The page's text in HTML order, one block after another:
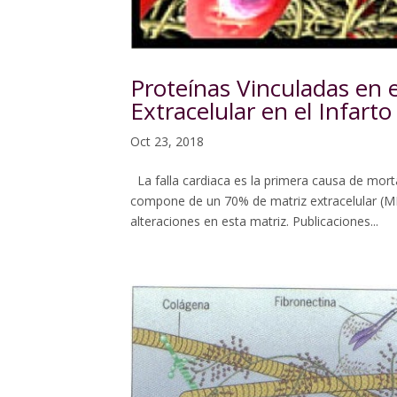
Proteínas Vinculadas
Extracelular en el
Oct 23, 2018
La falla cardiaca es la primera causa de
compone de un 70% de matriz extracelular
alteraciones en esta matriz. Publicaciones...